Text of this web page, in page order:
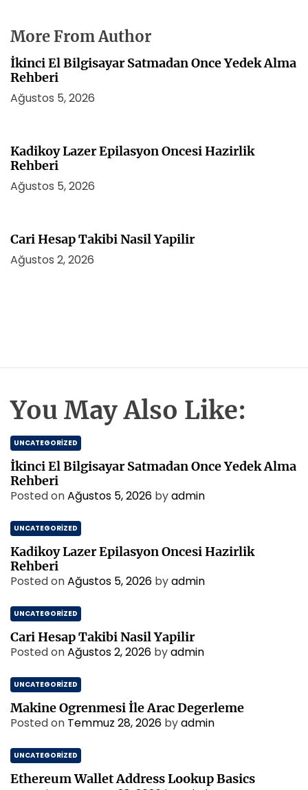
More From Author
İkinci El Bilgisayar Satmadan Once Yedek Alma
Rehberi
Ağustos 5, 2026
Kadikoy Lazer Epilasyon Oncesi Hazirlik
Rehberi
Ağustos 5, 2026
Cari Hesap Takibi Nasil Yapilir
Ağustos 2, 2026
You May Also Like:
UNCATEGORIZED
İkinci El Bilgisayar Satmadan Once Yedek Alma
Rehberi
Posted onAğustos 5, 2026 byadmin
UNCATEGORIZED
Kadikoy Lazer Epilasyon Oncesi Hazirlik
Rehberi
Posted onAğustos 5, 2026 byadmin
UNCATEGORIZED
Cari Hesap Takibi Nasil Yapilir
Posted onAğustos 2, 2026 byadmin
UNCATEGORIZED
Makine Ogrenmesi İle Arac Degerleme
Posted on Temmuz 28, 2026 byadmin
UNCATEGORIZED
Ethereum Wallet Address Lookup Basics